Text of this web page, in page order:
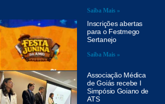
Saiba Mais »
Inscrições abertas
para o Festmego
Sertanejo
Saiba Mais »
Associação Médica
de Goiás recebe I
Simpósio Goiano de
ATS